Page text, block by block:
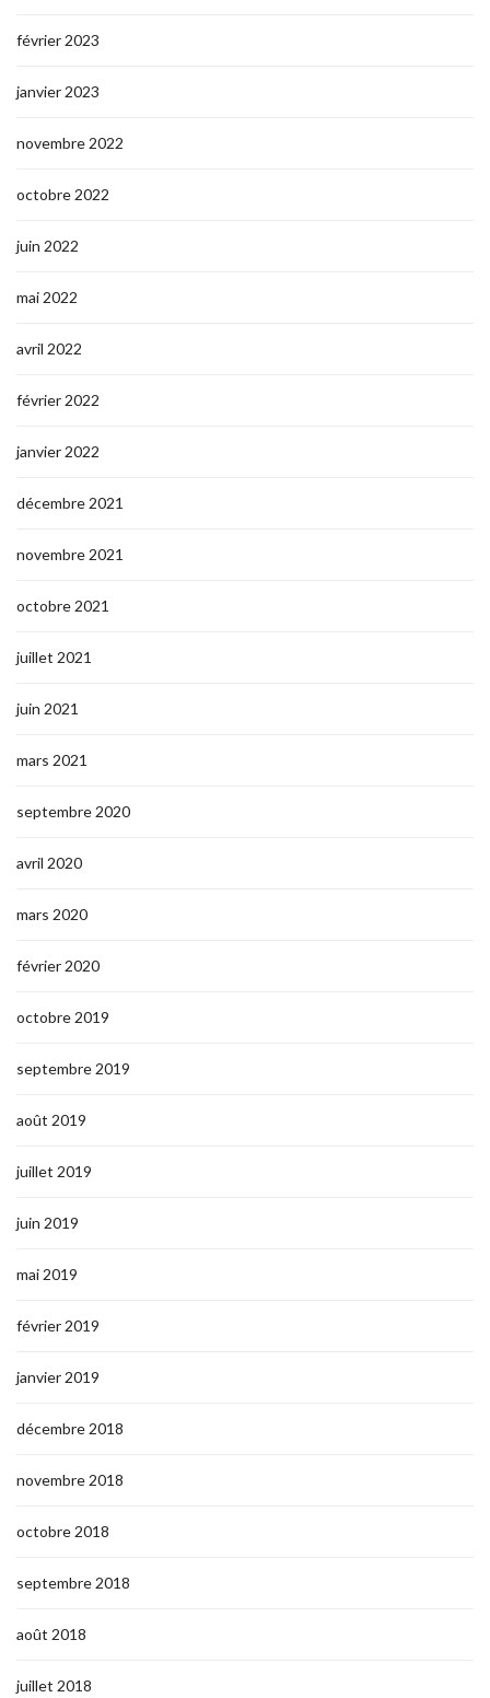
février 2023
janvier 2023
novembre 2022
octobre 2022
juin 2022
mai 2022
avril 2022
février 2022
janvier 2022
décembre 2021
novembre 2021
octobre 2021
juillet 2021
juin 2021
mars 2021
septembre 2020
avril 2020
mars 2020
février 2020
octobre 2019
septembre 2019
août 2019
juillet 2019
juin 2019
mai 2019
février 2019
janvier 2019
décembre 2018
novembre 2018
octobre 2018
septembre 2018
août 2018
juillet 2018